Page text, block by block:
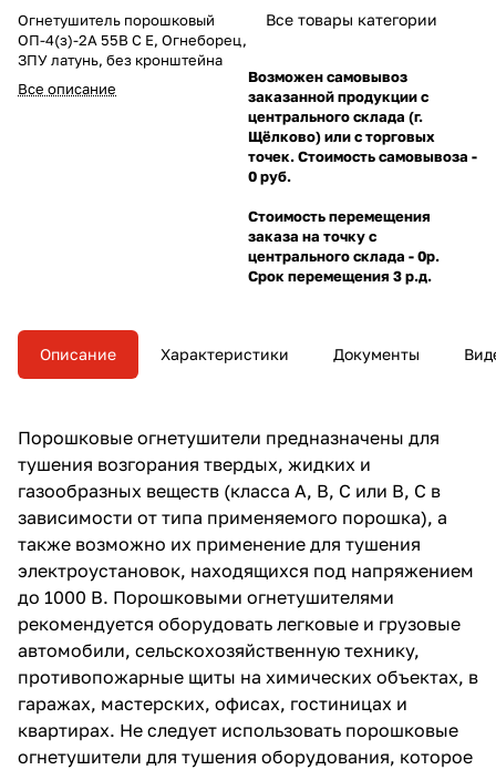
Огнетушитель порошковый
ОП-4(з)-2А 55В С Е, Огнеборец,
ЗПУ латунь, без кронштейна
Все описание
Все товары категории
Возможен самовывоз
заказанной продукции с
центрального склада (г.
Щёлково) или с торговых
точек. Стоимость самовывоза -
0 руб.
Стоимость перемещения
заказа на точку с
центрального склада - 0р.
Срок перемещения 3 р.д.
Описание Характеристики Документы
Порошковые огнетушители предназначены для
тушения возгорания твердых, жидких и
газообразных веществ (класса А, В, С или В, С в
зависимости от типа применяемого порошка), а
также возможно их применение для тушения
электроустановок, находящихся под напряжением
до 1000 В. Порошковыми огнетушителями
рекомендуется оборудовать легковые и грузовые
автомобили, сельскохозяйственную технику,
противопожарные щиты на химических объектах, в
гаражах, мастерских, офисах, гостиницах и
квартирах. Не следует использовать порошковые
огнетушители для тушения оборудования, которое